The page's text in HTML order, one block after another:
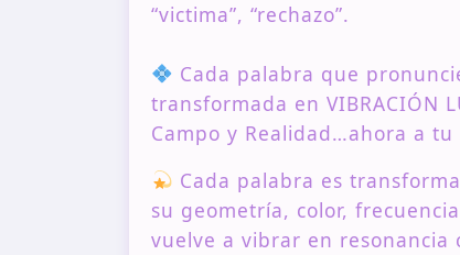
“victima”, “rechazo”.
Cada palabra que
transformada en VIBRACIÓN
Campo y Realidad…ahora a tu
Cada palabra es
su geometría, color,
vuelve a vibrar en resonancia